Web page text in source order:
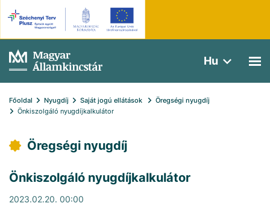
Hu
Főoldal Nyugdíj Saját jogú ellátások
Öregségi nyugdíj
Önkiszolgáló nyugdíjkalkulátor
Öregségi nyugdíj
Önkiszolgáló nyugdíjkalkulátor
2023.02.20. 00:00